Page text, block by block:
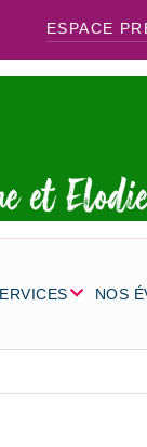
ESPACE
NOS